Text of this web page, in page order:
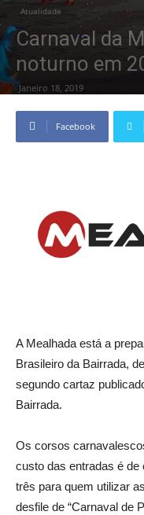
Atualidade
Carnaval da
noturno em
Janeiro 18, 2019
Facebook
A Mealhada está a
Brasileiro da Bairrada,
segundo cartaz
Bairrada.
Os corsos
custo das entradas é
três para quem utilizar
desfile de “Carnaval de